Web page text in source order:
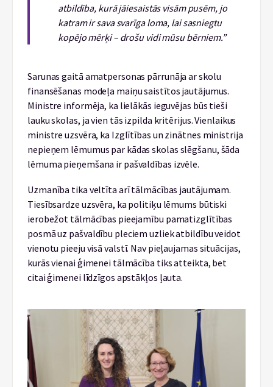
atbildība, kurā jāiesaistās visām pusēm, jo
katram ir sava svarīga loma, lai sasniegtu
kopējo mērķi – drošu vidi mūsu bērniem.”
Sarunas gaitā amatpersonas pārrunāja ar skolu
finansēšanas modeļa maiņu saistītos jautājumus.
Ministre informēja, ka lielākās ieguvējas būs tieši
lauku skolas, ja vien tās izpilda kritērijus. Vienlaikus
ministre uzsvēra, ka Izglītības un zinātnes ministrija
nepieņem lēmumus par kādas skolas slēgšanu, šāda
lēmuma pieņemšana ir pašvaldības izvēle.
Uzmanība tika veltīta arī tālmācības jautājumam.
Tiesībsardze uzsvēra, ka politiķu lēmums būtiski
ierobežot tālmācības pieejamību pamatizglītības
posmā uz pašvaldību pleciem uzliek atbildību veidot
vienotu pieeju visā valstī. Nav pieļaujamas situācijas,
kurās vienai ģimenei tālmācība tiks atteikta, bet
citai ģimenei līdzīgos apstākļos ļauta.